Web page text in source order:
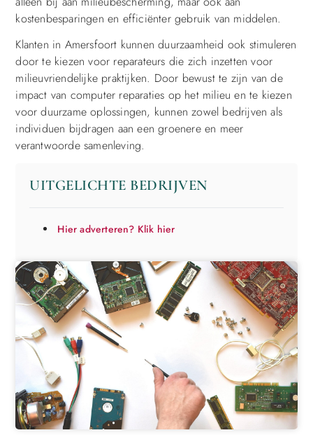
kostenbesparingen en efficiënter gebruik van middelen.
Klanten in Amersfoort kunnen duurzaamheid ook stimuleren
door te kiezen voor reparateurs die zich inzetten voor
milieuvriendelijke praktijken. Door bewust te zijn van de
impact van computer reparaties op het milieu en te kiezen
voor duurzame oplossingen, kunnen zowel bedrijven als
individuen bijdragen aan een groenere en meer
verantwoorde samenleving.
UITGELICHTE BEDRIJVEN
Hier adverteren? Klik hier